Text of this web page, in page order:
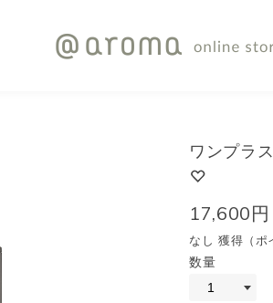
ワンプラ
17,600円
なし 獲得（ポ
数量